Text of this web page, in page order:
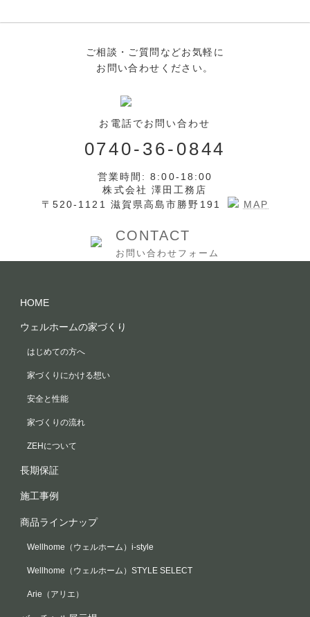
ご相談・ご質問などお気軽に
お問い合わせください。
お電話でお問い合わせ
0740-36-0844
営業時間: 8:00-18:00
株式会社 澤田工務店
〒520-1121 滋賀県高島市勝野191
MAP
CONTACT
お問い合わせフォーム
HOME
ウェルホームの家づくり
はじめての方へ
家づくりにかける想い
安全と性能
家づくりの流れ
ZEHについて
長期保証
施工事例
商品ラインナップ
Wellhome（ウェルホーム）i-style
Wellhome（ウェルホーム）STYLE SELECT
Arie（アリエ）